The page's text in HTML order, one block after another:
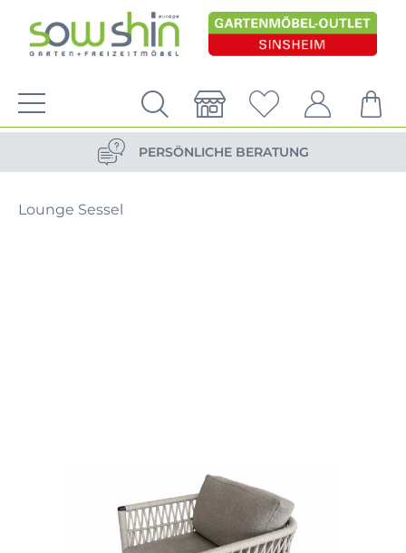
VERSANDKOSTENFREIE LIEFERUNG
PERSÖNLICHE BERATUNG
Lounge Sessel